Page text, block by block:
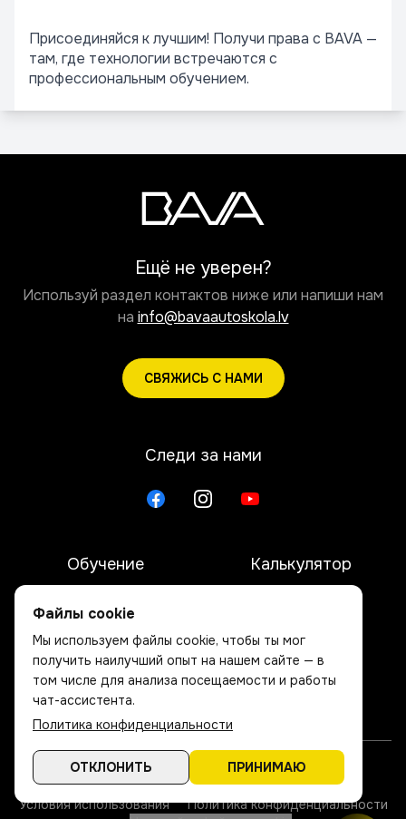
Присоединяйся к лучшим! Получи права с BAVA —
там, где технологии встречаются с
профессиональным обучением.
Ещё не уверен?
Используй раздел контактов ниже или напиши нам
на info@bavaautoskola.lv
СВЯЖИСЬ С НАМИ
Следи за нами
Обучение
E-vide
Отзывы
О нас
Калькулятор
ЧЗВ
Контакты
© SIA BURNICKIS. Все права защищены.
Условия использования
Политика конфиденциальности
Файлы cookie
Мы используем файлы cookie, чтобы ты мог
получить наилучший опыт на нашем сайте — в
том числе для анализа посещаемости и работы
чат-ассистента.
Политика конфиденциальности
ОТКЛОНИТЬ ПРИНИМАЮ